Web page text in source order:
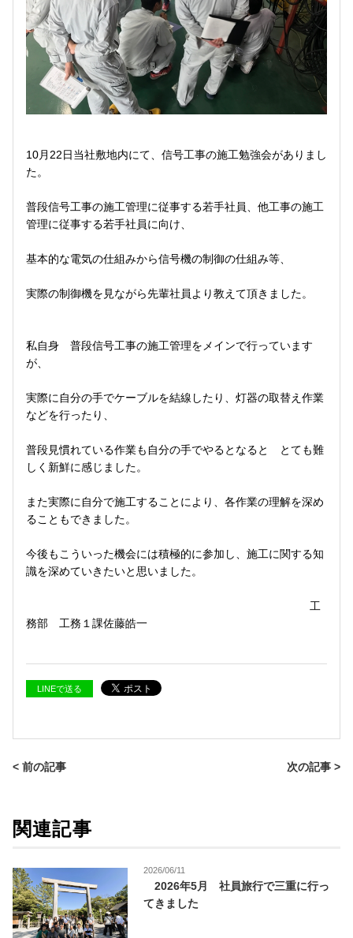
10月22日当社敷地内にて、信号工事の施工勉強会がありまし
た。
普段信号工事の施工管理に従事する若手社員、他工事の施工
管理に従事する若手社員に向け、
基本的な電気の仕組みから信号機の制御の仕組み等、
実際の制御機を見ながら先輩社員より教えて頂きました。
私自身 普段信号工事の施工管理をメインで行っています
が、
実際に自分の手でケーブルを結線したり、灯器の取替え作業
などを行ったり、
普段見慣れている作業も自分の手でやるとなると とても難
しく新鮮に感じました。
また実際に自分で施工することにより、各作業の理解を深め
ることもできました。
今後もこういった機会には積極的に参加し、施工に関する知
識を深めていきたいと思いました。
工
務部 工務１課佐藤皓一
LINEで送る
< 前の記事 次の記事 >
関連記事
2026/06/11
2026年5月 社員旅行で三重に行っ
てきました